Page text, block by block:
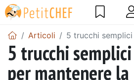
Articoli 5 trucchi
5 trucchi
per mantenere la